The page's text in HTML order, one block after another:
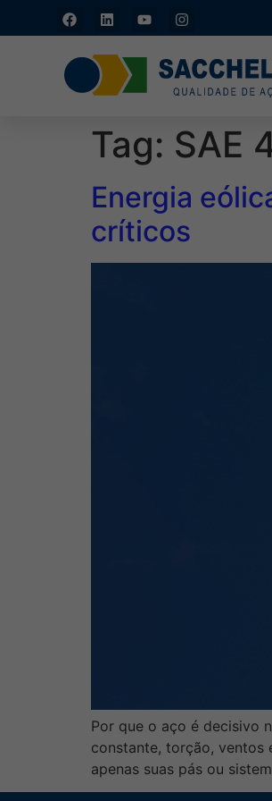
Tag: SAE
Energia
críticos
Por que o aço é decisivo
constante, torção, ventos
apenas suas pás ou